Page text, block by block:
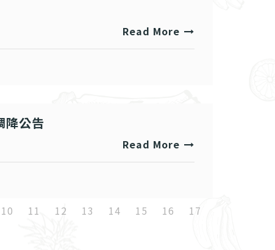
Read More
降公告
Read More
10 11 12 13 14 15 16
17